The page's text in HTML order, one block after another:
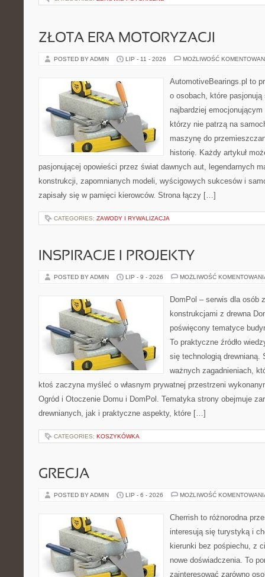
ZŁOTA ERA MOTORYZACJI
POSTED BY ADMIN LIP - 11 - 2026 MOŻLIWOŚĆ
AutomotiveBearings.pl to
o osobach, które
najbardziej
którzy nie patrzą na
maszynę do
historię. Każdy artykuł
pasjonującej opowieści przez świat dawnych aut, legendarnych
konstrukcji, zapomnianych modeli, wyścigowych sukcesów i
zapisały się w pamięci kierowców. Strona łączy […]
CATEGORIES: ZAWODY I RYWALIZACJA
INSPIRACJE I PROJEKTY
POSTED BY ADMIN LIP - 9 - 2026 MOŻLIWOŚĆ
DomPol – serwis dla osób
konstrukcjami z drewna
poświęcony tematyce
To praktyczne źródło
się technologią drewnianą.
ważnych zagadnieniach,
ktoś zaczyna myśleć o własnym prywatnej przestrzeni
Ogród i Otoczenie Domu i DomPol. Tematyka strony obejmuje
drewnianych, jak i praktyczne aspekty, które […]
CATEGORIES: KOSZYKÓWKA
GRECJA
POSTED BY ADMIN LIP - 6 - 2026 MOŻLIWOŚĆ
Cherrish to różnorodna
interesują się turystyką i
kierunki bez pośpiechu, z
nowe doświadczenia. To
zainteresować zarówno